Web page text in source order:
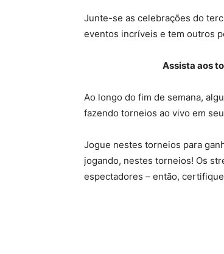
Junte-se as celebrações do
eventos incríveis e tem outros
Assista aos
Ao longo do fim de semana,
fazendo torneios ao vivo em
Jogue nestes torneios para
jogando, nestes torneios! Os
espectadores – então,